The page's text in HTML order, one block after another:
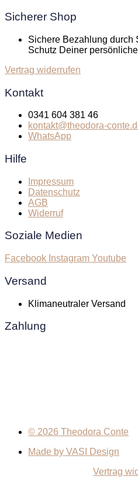
Sicherer Shop
Sichere Bezahlung durch
Schutz Deiner
Vertrag widerrufen
Kontakt
0341 604 381 46
kontakt@theodora-
WhatsApp
Hilfe
Impressum
Datenschutz
AGB
Widerruf
Soziale Medien
Facebook Instagram Youtube
Versand
Klimaneutraler Versand
Zahlung
© 2026 Theodora Conte
Made by VASI Design
Vertrag